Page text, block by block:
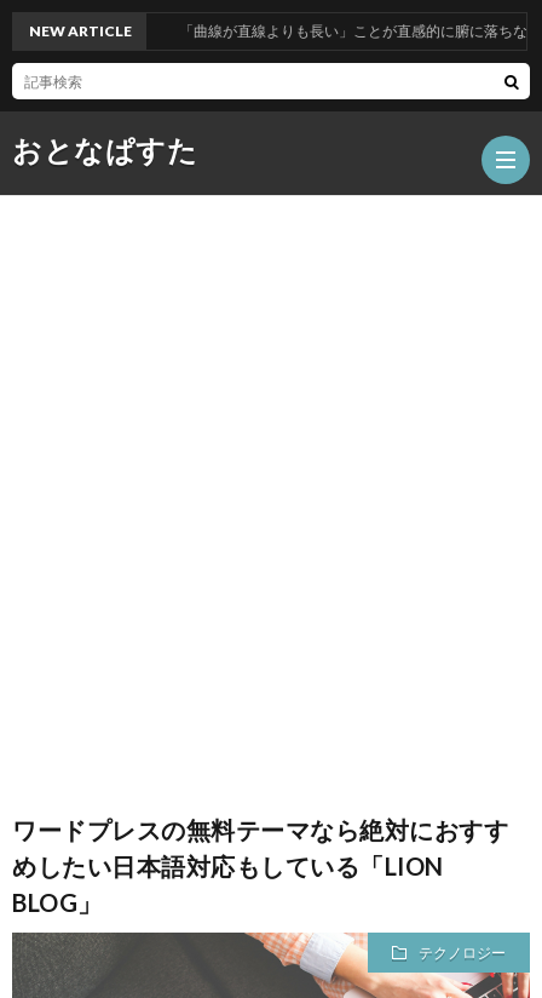
おとなぱすた
NEW ARTICLE 「曲線が直線よりも長い」ことが直感的に腑に落ちない人へ
ワードプレスの無料テーマなら絶対におすす
めしたい日本語対応もしている「LION
BLOG」
テクノロジー